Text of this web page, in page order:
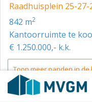
Raadhuisplein 25-
842 m2
Kantoorruimte te
€ 1.250.000,- k.k.
Toon meer panden in